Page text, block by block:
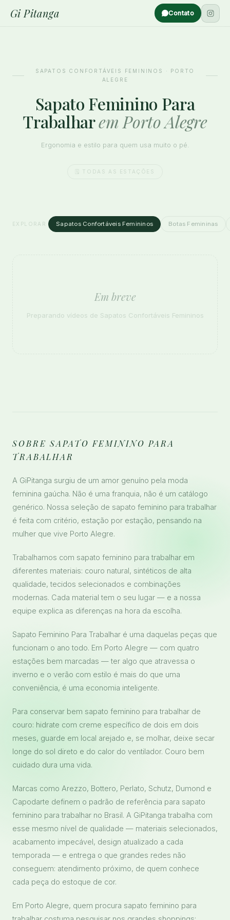
Gi Pitanga Contato
SAPATOS CONFORTÁVEIS FEMININOS · PORTO
ALEGRE
Sapato Feminino Para
Trabalharem Porto Alegre
Ergonomia e estilo para quem usa muito o pé.
🗓️ TODAS AS ESTAÇÕES
Sapatos Confortáveis Femininos Botas Femininas
Em breve
Preparando vídeos de Sapatos Confortáveis Femininos
SOBRE SAPATO FEMININO PARA
TRABALHAR
A GiPitanga surgiu de um amor genuíno pela moda
feminina gaúcha. Não é uma franquia, não é um catálogo
genérico. Nossa seleção de sapato feminino para trabalhar
é feita com critério, estação por estação, pensando na
mulher que vive Porto Alegre.
Trabalhamos com sapato feminino para trabalhar em
diferentes materiais: couro natural, sintéticos de alta
qualidade, tecidos selecionados e combinações
modernas. Cada material tem o seu lugar — e a nossa
equipe explica as diferenças na hora da escolha.
Sapato Feminino Para Trabalhar é uma daquelas peças que
funcionam o ano todo. Em Porto Alegre — com quatro
estações bem marcadas — ter algo que atravessa o
inverno e o verão com estilo é mais do que uma
conveniência, é uma economia inteligente.
Para conservar bem sapato feminino para trabalhar de
couro: hidrate com creme específico de dois em dois
meses, guarde em local arejado e, se molhar, deixe secar
longe do sol direto e do calor do ventilador. Couro bem
cuidado dura uma vida.
Marcas como Arezzo, Bottero, Perlato, Schutz, Dumond e
Capodarte definem o padrão de referência para sapato
feminino para trabalhar no Brasil. A GiPitanga trabalha com
esse mesmo nível de qualidade — materiais selecionados,
acabamento impecável, design atualizado a cada
temporada — e entrega o que grandes redes não
conseguem: atendimento próximo, de quem conhece
cada peça do estoque de cor.
Em Porto Alegre, quem procura sapato feminino para